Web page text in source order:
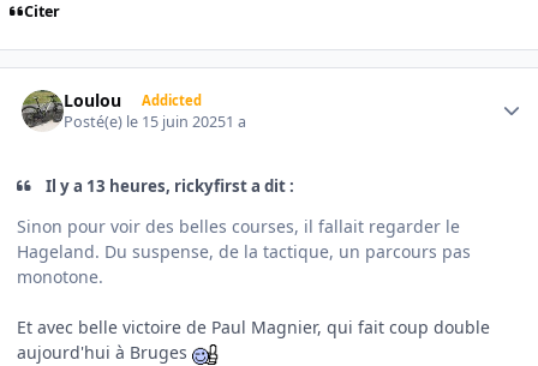
Citer
Loulou Addicted
Posté(e) le 15 juin 20251 a
Il y a 13 heures, rickyfirst a dit :
Sinon pour voir des belles courses, il fallait regarder le
Hageland. Du suspense, de la tactique, un parcours pas
monotone.
Et avec belle victoire de Paul Magnier, qui fait coup double
aujourd'hui à Bruges